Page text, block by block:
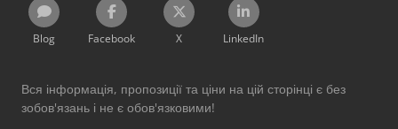
Blog Facebook X LinkedIn
Вся інформація, пропозиції та ціни на цій сторінці є без
зобов'язань і не є обов'язковими!